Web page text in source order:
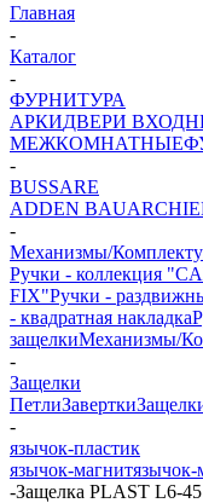
Главная
-
Каталог
-
ФУРНИТУРА
АРКИДВЕРИ
МЕЖКОМНАТНЫЕ
-
BUSSARE
ADDEN BAUARCHIE
-
Механизмы/
Ручки - коллекция
FIX"Ручки -
- квадратная накладка
защелкиМеханизмы/
-
Защелки
ПетлиЗавертки
-
язычок-пластик
язычок-магнитязычок-
-Защелка PLAST L6-